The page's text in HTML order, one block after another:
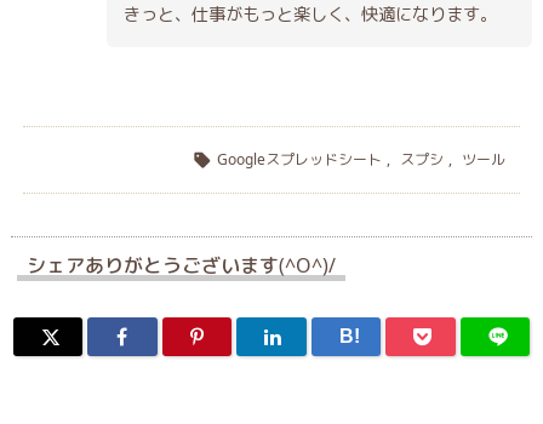
きっと、仕事がもっと楽しく、快適になります。
 Googleスプレッドシート , スプシ , ツール
シェアありがとうございます(^O^)/
B!